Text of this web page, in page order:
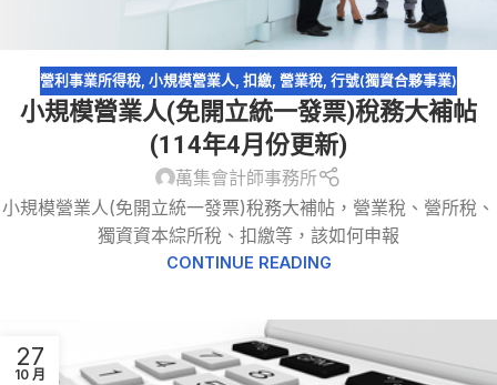
營利事業所得稅, 小規模營業人, 扣繳, 營業稅, 行號(獨資合夥事業)
小規模營業人(免開立統一發票)稅務大補帖
(114年4月份更新)
萬集會計師事務所
小規模營業人(免開立統一發票)稅務大補帖，營業稅、營所稅、
獨資資本綜所稅、扣繳等，該如何申報
CONTINUE READING
27
10 月